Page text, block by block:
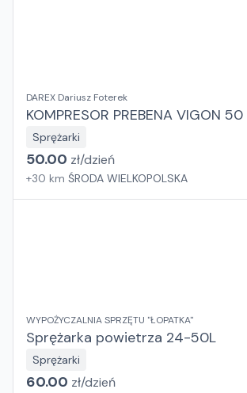
DAREX Dariusz Foterek
KOMPRESOR PREBENA VIGON 50
Sprężarki
50.00 zł/dzień
+30 km ŚRODA WIELKOPOLSKA
WYPOŻYCZALNIA SPRZĘTU "ŁOPATKA"
Sprężarka powietrza 24-50L
Sprężarki
60.00 zł/dzień